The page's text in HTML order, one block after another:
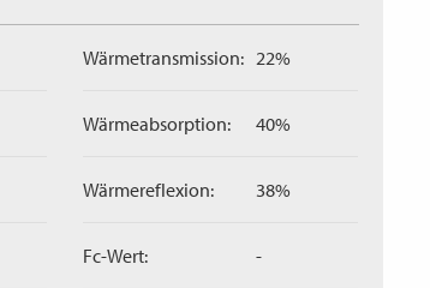
Wärmetransmission: 22%
Wärmeabsorption: 40%
Wärmereflexion: 38%
Fc-Wert: -